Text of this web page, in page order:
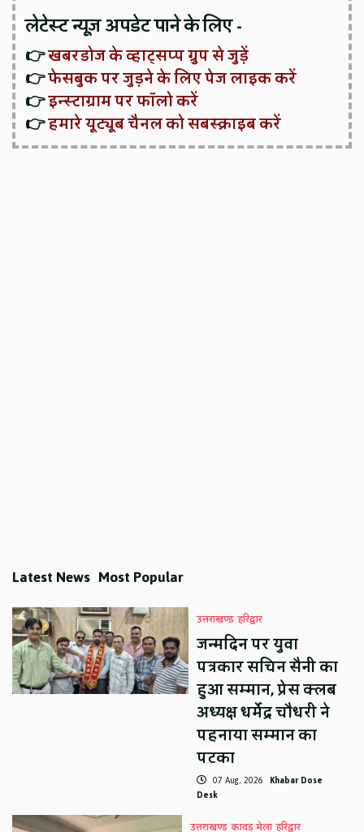
लेटेस्ट न्यूज़ अपडेट पाने के लिए -
👉खबरडोज के व्हाट्सप्प ग्रुप से जुड़ें
👉फेसबुक पर जुड़ने के लिए पेज लाइक करें
👉इन्स्टाग्राम पर फॉलो करें
👉हमारे यूट्यूब चैनल को सबस्क्राइब करें
Latest News Most Popular
उत्तराखण्ड हरिद्वार
जन्मदिन पर युवा
पत्रकार सचिन सैनी का
हुआ सम्मान, प्रेस क्लब
अध्यक्ष धर्मेंद्र चौधरी ने
पहनाया सम्मान का
पटका
07 Aug, 2026 Khabar Dose
Desk
उत्तराखण्ड कावड़ मेला हरिद्वार